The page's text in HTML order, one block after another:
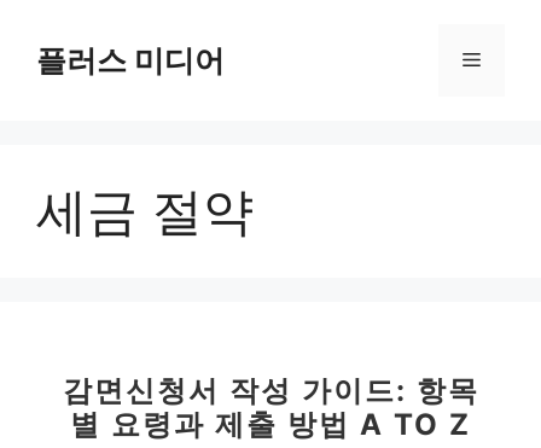
플러스 미디어 메
세금 절약
감면신청서 작성 가이드: 항목
별 요령과 제출 방법 A TO Z